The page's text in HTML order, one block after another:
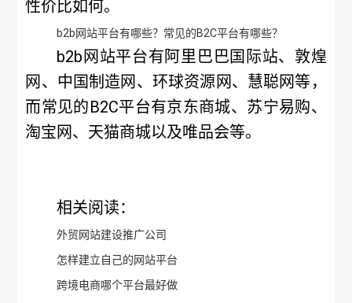
性价比如何。
b2b网站平台有哪些？常见的B2C平台有哪些？
b2b网站平台有阿里巴巴国际站、敦煌
网、中国制造网、环球资源网、慧聪网等，
而常见的B2C平台有京东商城、苏宁易购、
淘宝网、天猫商城以及唯品会等。
相关阅读：
外贸网站建设推广公司
怎样建立自己的网站平台
跨境电商哪个平台最好做